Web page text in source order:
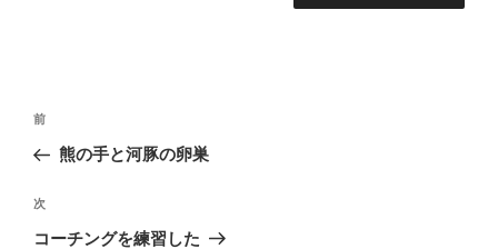
投
ナ
ビ
ゲ
前
の
稿
前
熊の手と河豚の卵巣
次
の
次
コーチングを練習した